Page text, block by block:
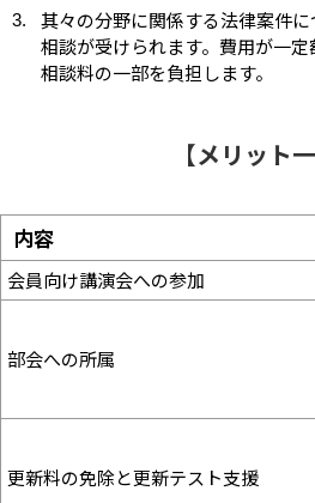
其々の分野に関係する法律案件
相談が受けられます。費用が一
相談料の一部を負担します。
【メリット
内容
会員向け講演会への参加
部会への所属
更新料の免除と更新テスト支援